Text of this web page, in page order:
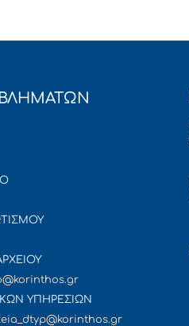
ΥΠΗΡΕΣΙΩΝ